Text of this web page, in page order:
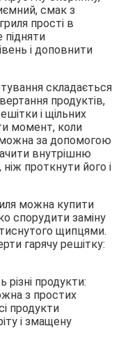
смак з
прості в
підняти
і доповнити
складається
продуктів,
і щільних
момент, коли
можна за допомогою
внутрішню
проткнути його і
можна купити
спорудити заміну
щипцями.
гарячу решітку:
різні продукти:
з простих
продукти
і змащену